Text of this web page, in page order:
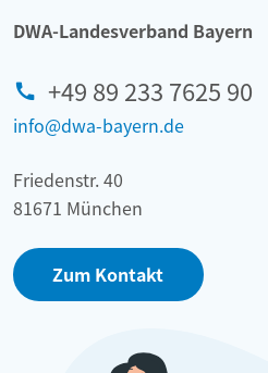
DWA-Landesverband Bayern
+49 89 233 7625 90
info@dwa-bayern.de
Friedenstr. 40
81671 München
Zum Kontakt